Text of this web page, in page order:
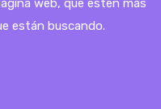
están buscando.